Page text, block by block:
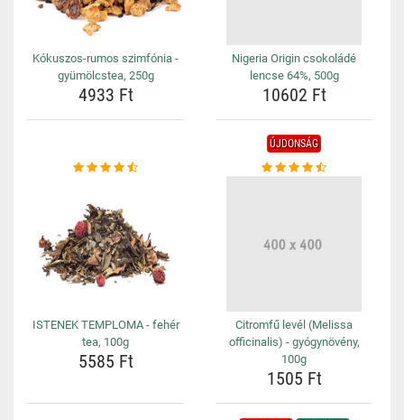
Kókuszos-rumos szimfónia -
gyümölcstea, 250g
4933 Ft
Nigeria Origin csokoládé
lencse 64%, 500g
10602 Ft
ISTENEK TEMPLOMA - fehér
tea, 100g
5585 Ft
ÚJDONSÁG
Citromfű levél (Melissa
officinalis) - gyógynövény,
100g
1505 Ft